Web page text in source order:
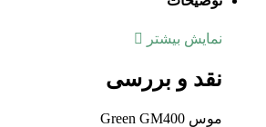
نمایش بیشتر
نقد و بررسی
موس Green GM400